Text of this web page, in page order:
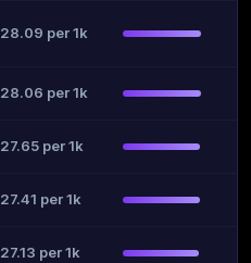
28.09 per 1k
28.06 per 1k
27.65 per 1k
27.41 per 1k
27.13 per 1k